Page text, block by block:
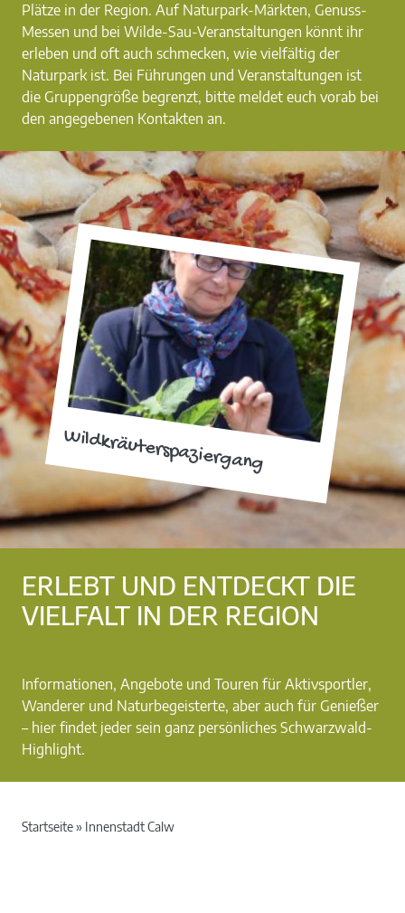
Wildkräuterspaziergang
Plätze in der Region. Auf Naturpark-Märkten, Genuss-
Messen und bei Wilde-Sau-Veranstaltungen könnt ihr
erleben und oft auch schmecken, wie vielfältig der
Naturpark ist. Bei Führungen und Veranstaltungen ist
die Gruppengröße begrenzt, bitte meldet euch vorab bei
den angegebenen Kontakten an.
ERLEBT UND ENTDECKT DIE
VIELFALT IN DER REGION
Informationen, Angebote und Touren für Aktivsportler,
Wanderer und Naturbegeisterte, aber auch für Genießer
– hier findet jeder sein ganz persönliches Schwarzwald-
Highlight.
Startseite» Innenstadt Calw